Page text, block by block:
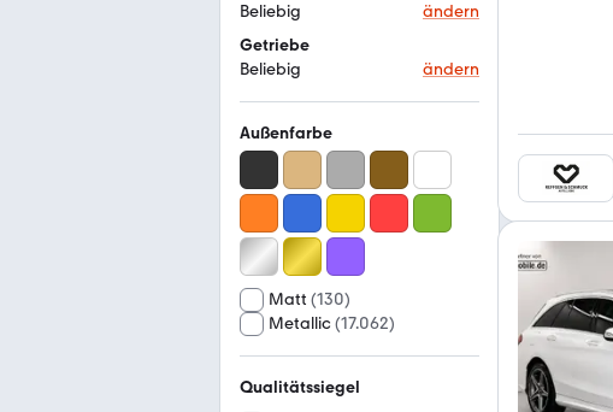
Beliebig
ändern
Getriebe
Beliebig
ändern
Außenfarbe
Matt (130)
Metallic(17.062)
Qualitätssiegel